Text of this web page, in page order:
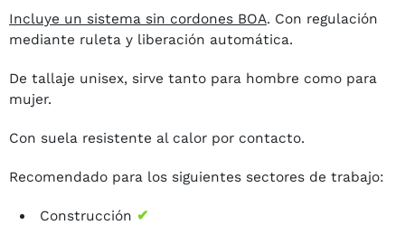
Incluye un sistema sin cordones BOA. Con regulación
mediante ruleta y liberación automática.
De tallaje unisex, sirve tanto para hombre como para
mujer.
Con suela resistente al calor por contacto.
Recomendado para los siguientes sectores de trabajo:
Construcción ✔